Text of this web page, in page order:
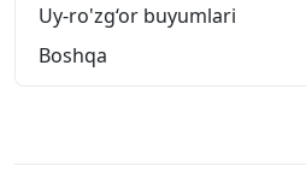
Uy-ro'zg‘or buyumlari
Boshqa